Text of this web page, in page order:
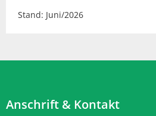
Stand: Juni/2026
Anschrift & Kontakt